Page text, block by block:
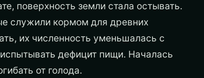
поверхность земли стала остывать.
служили кормом для древних
их численность уменьшалась с
дефицит пищи. Началась
от голода.